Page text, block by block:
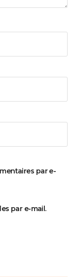
par e-
par e-mail.